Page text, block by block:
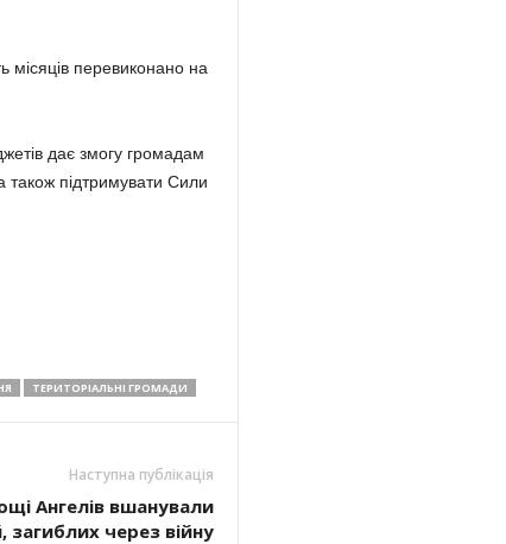
місяців перевиконано на
дає змогу громадам
також підтримувати Сили
ТЕРИТОРІАЛЬНІ ГРОМАДИ
Наступна публікація
Ангелів вшанували
загиблих через війну